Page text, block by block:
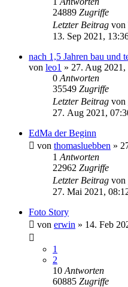
24889 Zugriffe
Letzter Beitrag von
13. Sep 2021,
nach 1,5 Jahren bau und
von leo1 » 27. Aug 2021,
0 Antworten
35549 Zugriffe
Letzter Beitrag von
27. Aug 2021,
EdMa der Beginn
von thomasluebben »
1 Antworten
22962 Zugriffe
Letzter Beitrag von
27. Mai 2021,
Foto Story
von erwin » 14. Feb
1
2
10 Antworten
60885 Zugriffe